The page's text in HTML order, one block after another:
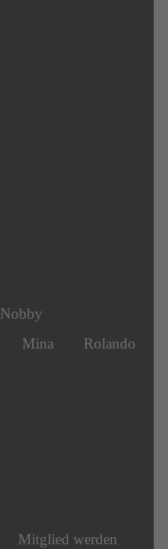
Nobby
Mina
Rolando
Mitglied werden